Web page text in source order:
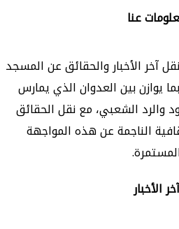
عنا
آخر الأخبار والحقائق عن المسجد
يوازن بين العدوان الذي يمارس
والرد الشعبي، مع نقل الحقائق
الناجمة عن هذه المواجهة
آخر الأخبار